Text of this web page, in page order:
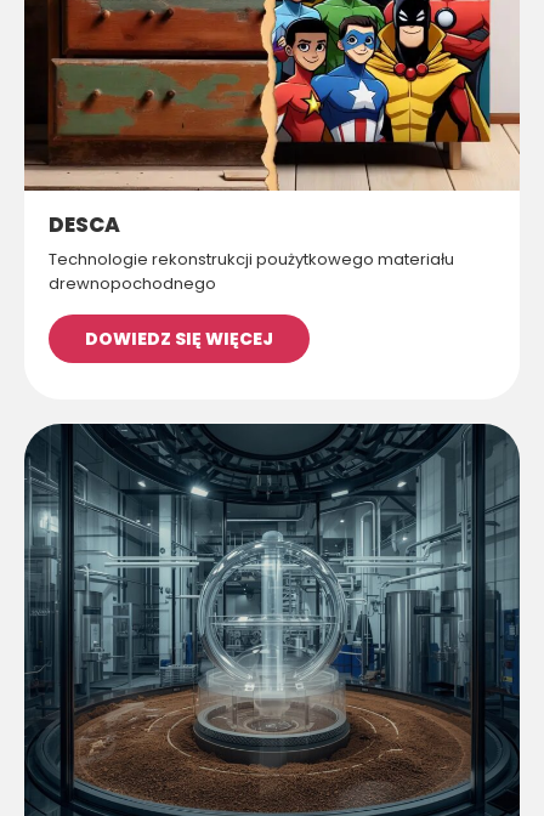
DESCA
Technologie rekonstrukcji poużytkowego materiału
drewnopochodnego
DOWIEDZ SIĘ WIĘCEJ